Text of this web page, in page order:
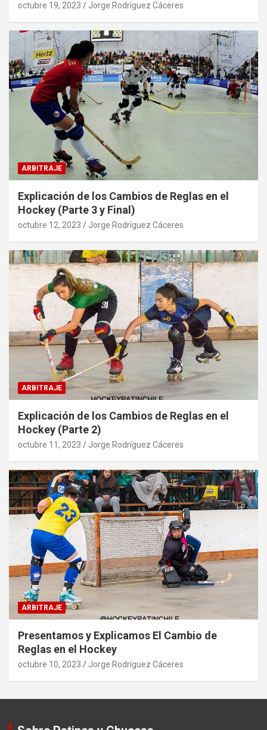
octubre 19, 2023 Jorge Rodríguez Cáceres
ARBITRAJE
Explicación de los Cambios de Reglas en el
Hockey (Parte 3 y Final)
octubre 12, 2023 Jorge Rodríguez Cáceres
ARBITRAJE
Explicación de los Cambios de Reglas en el
Hockey (Parte 2)
octubre 11, 2023 Jorge Rodríguez Cáceres
ARBITRAJE
Presentamos y Explicamos El Cambio de
Reglas en el Hockey
octubre 10, 2023 Jorge Rodríguez Cáceres